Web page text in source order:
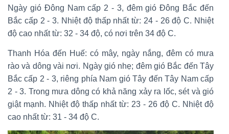
Ngày gió Đông Nam cấp 2 - 3, đêm gió Đông Bắc đến
Bắc cấp 2 - 3. Nhiệt độ thấp nhất từ: 24 - 26 độ C. Nhiệt
độ cao nhất từ: 32 - 34 độ, có nơi trên 34 độ C.
Thanh Hóa đến Huế: có mây, ngày nắng, đêm có mưa
rào và dông vài nơi. Ngày gió nhẹ; đêm gió Bắc đến Tây
Bắc cấp 2 - 3, riêng phía Nam gió Tây đến Tây Nam cấp
2 - 3. Trong mưa dông có khả năng xảy ra lốc, sét và gió
giật mạnh. Nhiệt độ thấp nhất từ: 23 - 26 độ C. Nhiệt độ
cao nhất từ: 31 - 34 độ C.